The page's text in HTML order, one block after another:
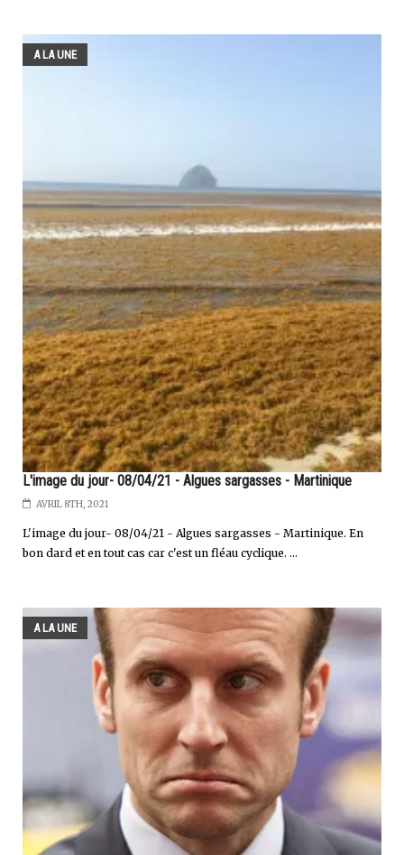
A LA UNE
L'image du jour- 08/04/21 - Algues sargasses - Martinique
AVRIL 8TH, 2021
L'image du jour- 08/04/21 - Algues sargasses - Martinique. En
bon dard et en tout cas car c'est un fléau cyclique. ...
A LA UNE